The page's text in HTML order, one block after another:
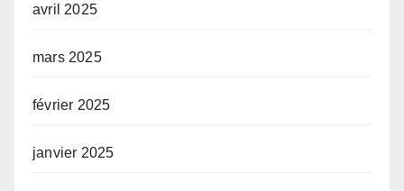
avril 2025
mars 2025
février 2025
janvier 2025